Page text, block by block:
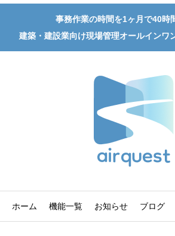
事務作業の時間を1ヶ月で40時
建築・建設業向け現場管理オールイン
ホーム 機能一覧 お知らせ ブログ